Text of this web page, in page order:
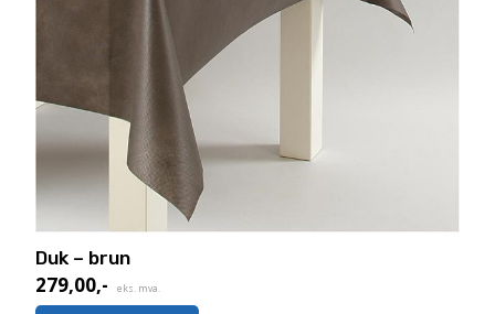
Duk – brun
279,00,- eks. mva.